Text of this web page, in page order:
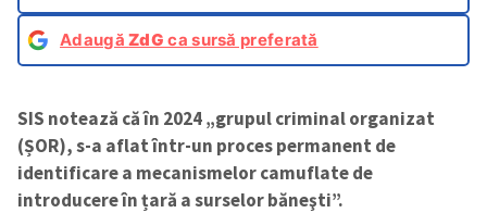
AdaugăZdG ca sursă preferată
SIS notează că în 2024 „grupul criminal organizat
(ȘOR), s-a aflat într-un proces permanent de
identificare a mecanismelor camuflate de
introducere în țară a surselor băneşti”.